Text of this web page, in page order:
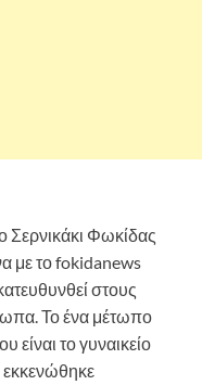
Σερνικάκι Φωκίδας
με το fokidanews
στους
Το ένα μέτωπο
είναι το γυναικείο